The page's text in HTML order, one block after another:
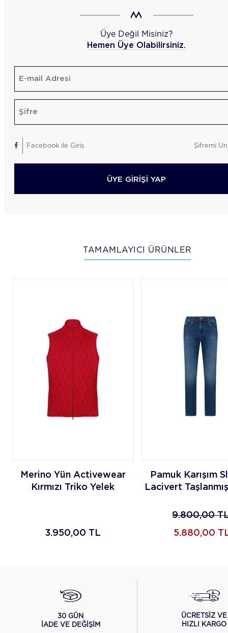
Üye Değil Misiniz?
Hemen Üye Olabilirsiniz.
Facebook ile Giriş Şifremi
ÜYE GİRİŞİ YAP
TAMAMLAYICI ÜRÜNLER
Merino Yün Activewear
Kırmızı Triko Yelek
3.950,00 TL
Pamuk Karışım
Lacivert
9.800,00
5.880,00
30 GÜN
İADE VE DEĞİŞİM
ÜCRETSİZ VE
HIZLI KARGO